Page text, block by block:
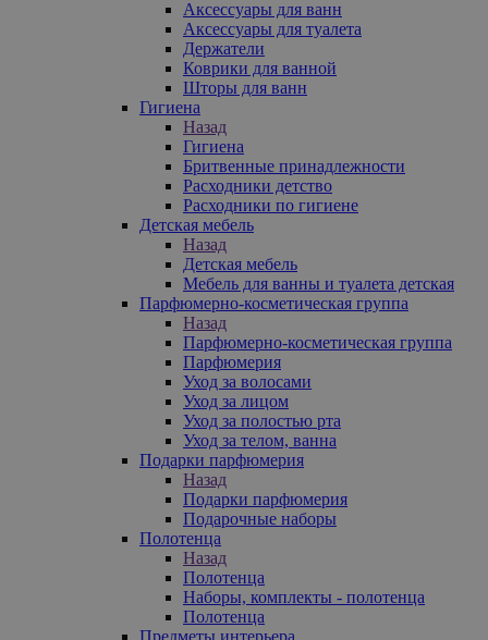
Аксессуары для ванн
Аксессуары для туалета
Держатели
Коврики для ванной
Шторы для ванн
Гигиена
Назад
Гигиена
Бритвенные принадлежности
Расходники детство
Расходники по гигиене
Детская мебель
Назад
Детская мебель
Мебель для ванны и туалета детская
Парфюмерно-косметическая группа
Назад
Парфюмерно-косметическая группа
Парфюмерия
Уход за волосами
Уход за лицом
Уход за полостью рта
Уход за телом, ванна
Подарки парфюмерия
Назад
Подарки парфюмерия
Подарочные наборы
Полотенца
Назад
Полотенца
Наборы, комплекты - полотенца
Полотенца
Предметы интерьера